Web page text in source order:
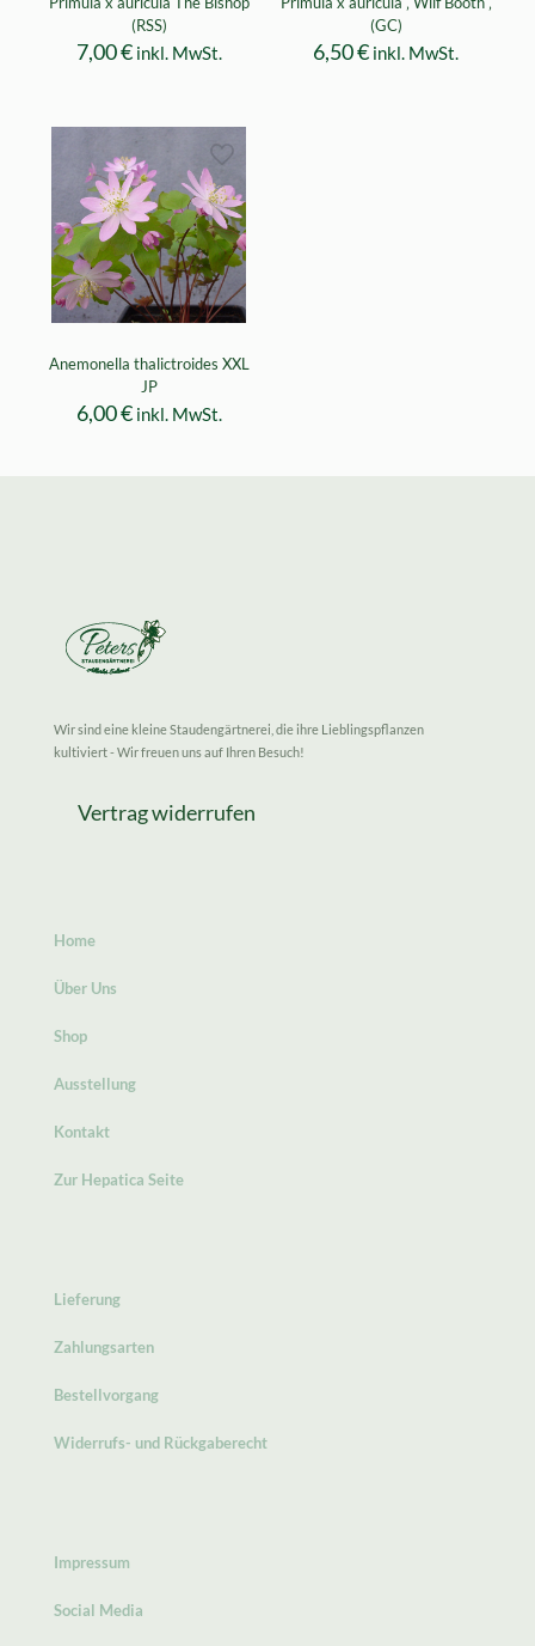
(RSS)
7,00€ inkl. MwSt.
(GC)
6,50€ inkl. MwSt.
Anemonella thalictroides XXL
JP
6,00€ inkl. MwSt.
Wir sind eine kleine Staudengärtnerei, die ihre Lieblingspflanzen
kultiviert - Wir freuen uns auf Ihren Besuch!
Vertrag widerrufen
Home
Über Uns
Shop
Ausstellung
Kontakt
Zur Hepatica Seite
Lieferung
Zahlungsarten
Bestellvorgang
Widerrufs- und Rückgaberecht
Impressum
Social Media